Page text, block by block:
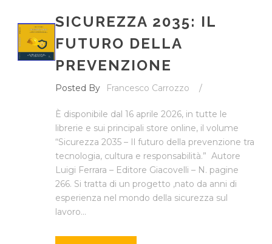
SICUREZZA 2035: IL
FUTURO DELLA
PREVENZIONE
Posted By Francesco Carrozzo /
È disponibile dal 16 aprile 2026, in tutte le
librerie e sui principali store online, il volume
“Sicurezza 2035 – Il futuro della prevenzione tra
tecnologia, cultura e responsabilità.” Autore
Luigi Ferrara – Editore Giacovelli – N. pagine
266. Si tratta di un progetto ,nato da anni di
esperienza nel mondo della sicurezza sul
lavoro...